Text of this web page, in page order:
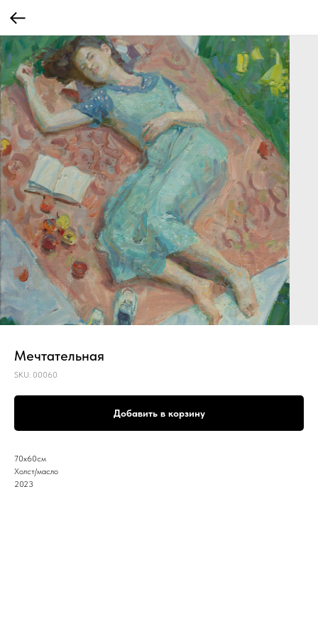
Мечтательная
SKU: 00060
Добавить в корзину
70х60см
Холст/масло
2023